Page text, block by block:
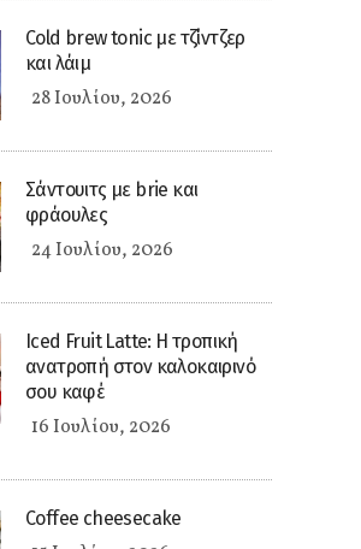
Cold brew tonic με τζίντζερ
και λάιμ
28 Ιουλίου, 2026
Σάντουιτς με brie και
φράουλες
24 Ιουλίου, 2026
Iced Fruit Latte: Η τροπική
ανατροπή στον καλοκαιρινό
σου καφέ
16 Ιουλίου, 2026
Coffee cheesecake